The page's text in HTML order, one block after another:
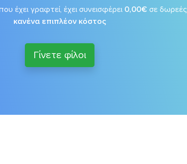
έχει γραφτεί, έχει συνεισφέρει 0,00€ σε δωρεές
κανένα επιπλέον κόστος
Γίνετε φίλοι